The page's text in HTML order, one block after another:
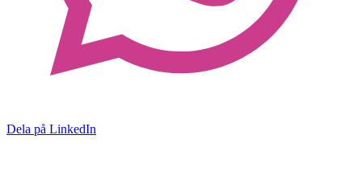
Dela på LinkedIn